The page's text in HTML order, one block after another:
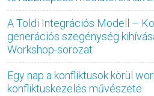
A Toldi Integrációs Modell –
generációs szegénység
Workshop-sorozat
Egy nap a konfliktusok körül
konfliktuskezelés művészete